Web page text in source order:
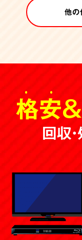
他の
格安＆
回収